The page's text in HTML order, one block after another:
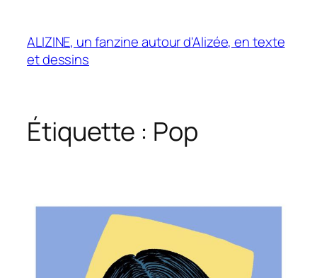
contenu
ALIZINE, un fanzine autour d'Alizée, en texte
et dessins
Étiquette : Pop